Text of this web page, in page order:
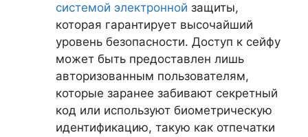
системой электронной защиты,
которая гарантирует высочайший
уровень безопасности. Доступ к сейфу
может быть предоставлен лишь
авторизованным пользователям,
которые заранее забивают секретный
код или используют биометрическую
идентификацию, такую как отпечатки